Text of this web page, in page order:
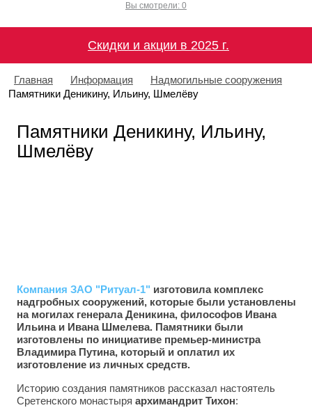
Вы смотрели: 0
Скидки и акции в 2025 г.
Главная Информация
Надмогильные сооружения
Памятники Деникину, Ильину, Шмелёву
Памятники Деникину, Ильину,
Шмелёву
Компания ЗАО "Ритуал-1" изготовила комплекс
надгробных сооружений, которые были установлены
на могилах генерала Деникина, философов Ивана
Ильина и Ивана Шмелева. Памятники были
изготовлены по инициативе премьер-министра
Владимира Путина, который и оплатил их
изготовление из личных средств.
Историю создания памятников рассказал настоятель
Сретенского монастыря архимандрит Тихон: